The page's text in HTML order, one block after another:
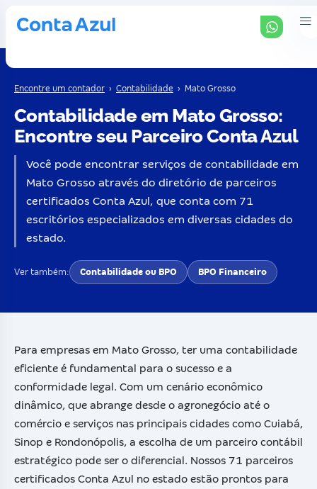
Encontre um contador › Contabilidade › Mato Grosso
Contabilidade em Mato Grosso:
Encontre seu Parceiro Conta Azul
Você pode encontrar serviços de contabilidade em
Mato Grosso através do diretório de parceiros
certificados Conta Azul, que conta com 71
escritórios especializados em diversas cidades do
estado.
Ver também: Contabilidade ou BPO BPO Financeiro
Para empresas em Mato Grosso, ter uma contabilidade
eficiente é fundamental para o sucesso e a
conformidade legal. Com um cenário econômico
dinâmico, que abrange desde o agronegócio até o
comércio e serviços nas principais cidades como Cuiabá,
Sinop e Rondonópolis, a escolha de um parceiro contábil
estratégico pode ser o diferencial. Nossos 71 parceiros
certificados Conta Azul no estado estão prontos para